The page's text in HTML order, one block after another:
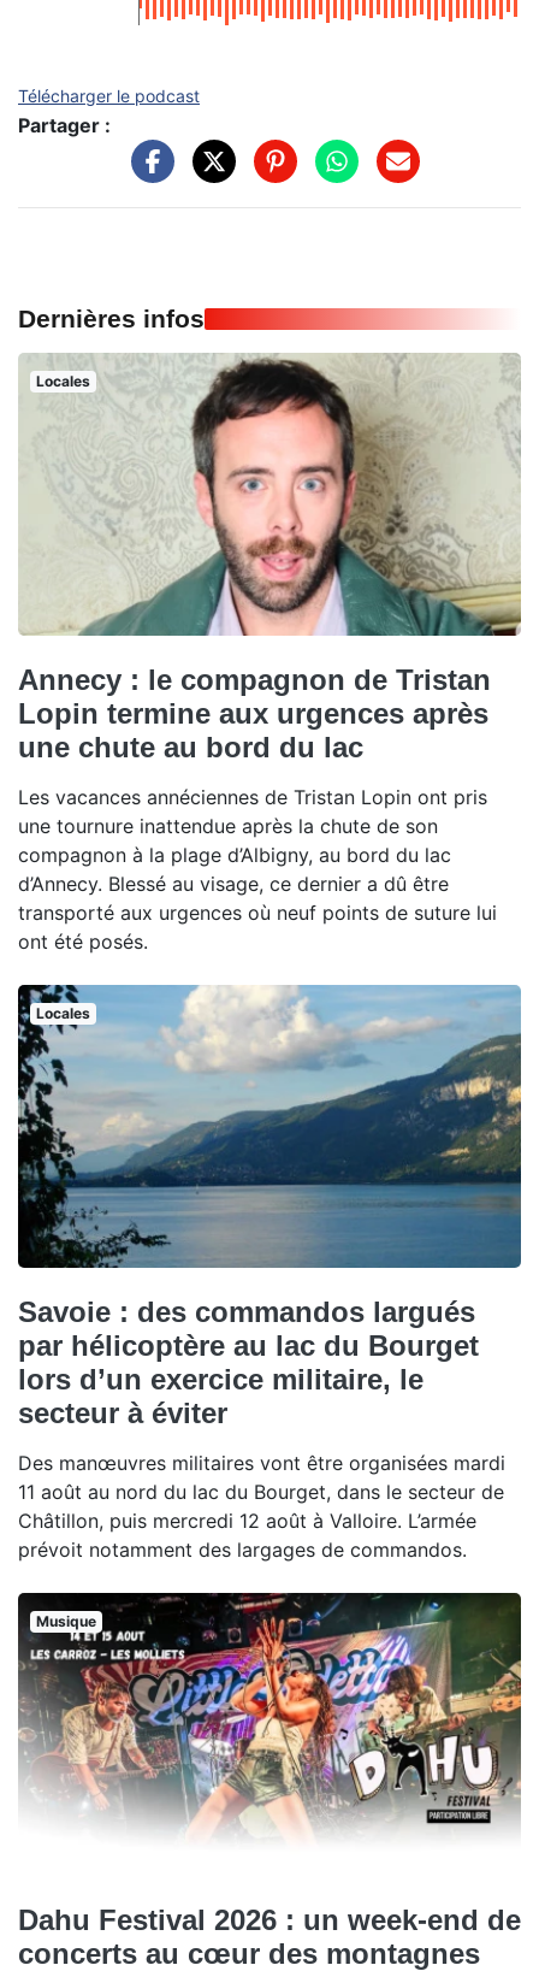
Télécharger le podcast
Partager :
Dernières infos
Locales
Annecy : le compagnon de Tristan
Lopin termine aux urgences après
une chute au bord du lac
Les vacances annéciennes de Tristan Lopin ont pris
une tournure inattendue après la chute de son
compagnon à la plage d’Albigny, au bord du lac
d’Annecy. Blessé au visage, ce dernier a dû être
transporté aux urgences où neuf points de suture lui
ont été posés.
Locales
Savoie : des commandos largués
par hélicoptère au lac du Bourget
lors d’un exercice militaire, le
secteur à éviter
Des manœuvres militaires vont être organisées mardi
11 août au nord du lac du Bourget, dans le secteur de
Châtillon, puis mercredi 12 août à Valloire. L’armée
prévoit notamment des largages de commandos.
Musique
Dahu Festival 2026 : un week-end de
concerts au cœur des montagnes